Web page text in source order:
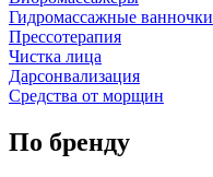
Гидромассажные ванночки
Прессотерапия
Чистка лица
Дарсонвализация
Средства от морщин
По бренду